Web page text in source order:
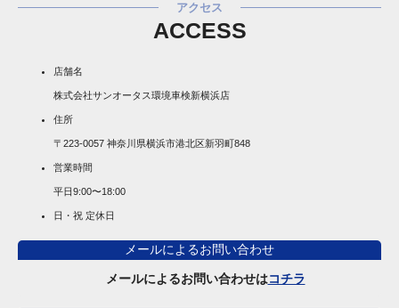
アクセス
ACCESS
店舗名
株式会社サンオータス環境車検新横浜店
住所
〒223-0057 神奈川県横浜市港北区新羽町848
営業時間
平日9:00〜18:00
日・祝 定休日
メールによるお問い合わせ
メールによるお問い合わせはコチラ